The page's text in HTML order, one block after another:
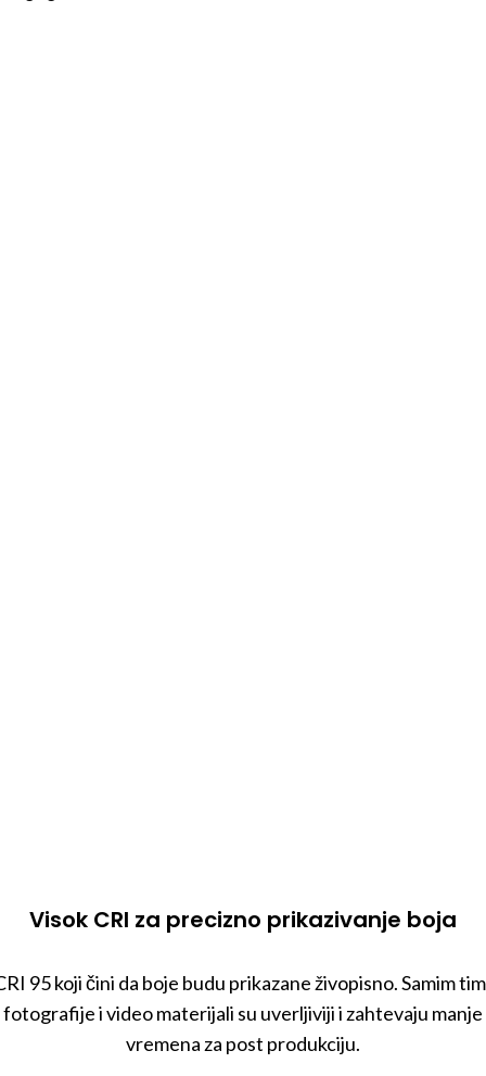
Visok CRI za precizno prikazivanje boja
95 koji čini da boje budu prikazane živopisno. Samim
fotografije i video materijali su uverljiviji i zahtevaju manje
vremena za post produkciju.